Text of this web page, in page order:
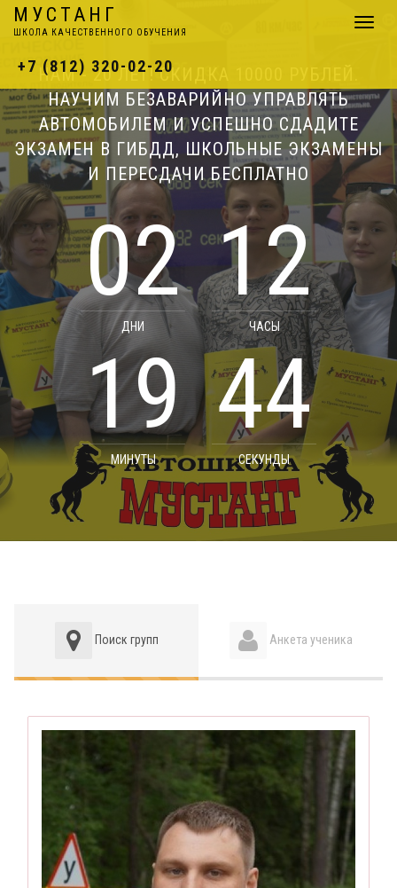
МУСТАНГ
ШКОЛА КАЧЕСТВЕННОГО ОБУЧЕНИЯ
+7 (812) 320-02-20
НАМ - 20 ЛЕТ! СКИДКА 10000 РУБЛЕЙ.
НАУЧИМ БЕЗАВАРИЙНО УПРАВЛЯТЬ
АВТОМОБИЛЕМ И УСПЕШНО СДАДИТЕ
ЭКЗАМЕН В ГИБДД, ШКОЛЬНЫЕ ЭКЗАМЕНЫ
И ПЕРЕСДАЧИ БЕСПЛАТНО
02
ДНИ
12
ЧАСЫ
19
МИНУТЫ
44
СЕКУНДЫ
Поиск групп Анкета ученика